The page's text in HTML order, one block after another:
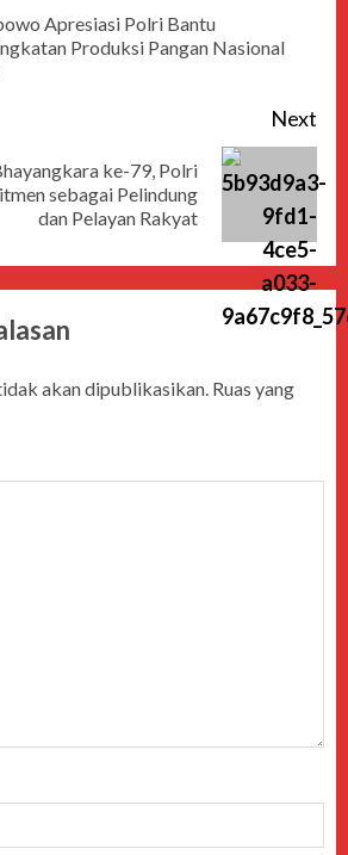
Apresiasi Polri Bantu
Produksi Pangan Nasional
Next
ke-79, Polri
sebagai Pelindung
dan Pelayan Rakyat
akan dipublikasikan. Ruas yang